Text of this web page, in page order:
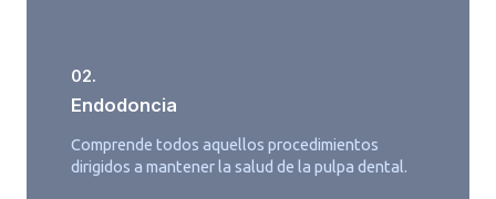
02.
Endodoncia
Comprende todos aquellos procedimientos
dirigidos a mantener la salud de la pulpa dental.